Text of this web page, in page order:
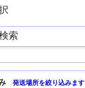
索
発送場所を絞り込みます